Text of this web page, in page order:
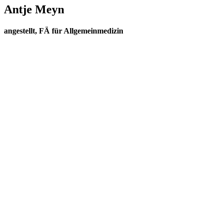
Antje Meyn
angestellt, FÄ für Allgemeinmedizin